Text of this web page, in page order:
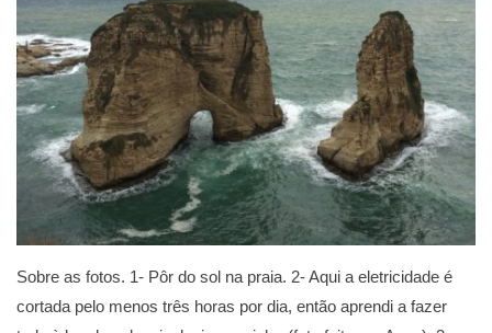
Sobre as fotos. 1- Pôr do sol na praia. 2- Aqui a eletricidade é
cortada pelo menos três horas por dia, então aprendi a fazer